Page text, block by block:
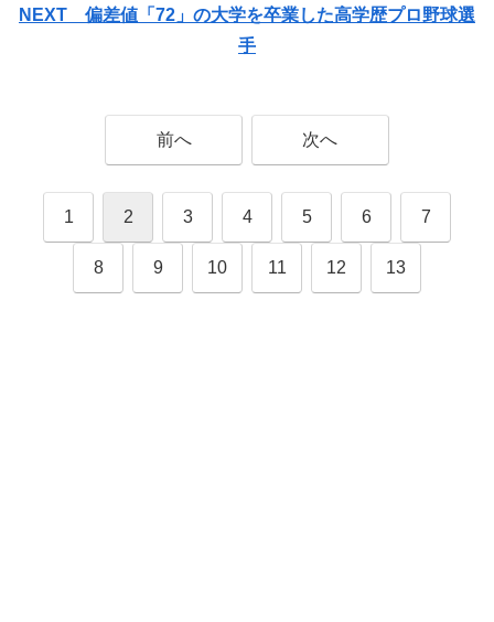
NEXT 偏差値「72」の大学を卒業した高学歴プロ野球選
手
前へ 次へ
1 2 3 4 5 6 7
8 9 10 11 12 13